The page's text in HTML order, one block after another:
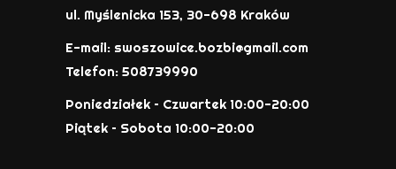
ul. Myślenicka 153, 30-698 Kraków
E-mail: swoszowice.bozbi@gmail.com
Telefon: 508739990
Poniedziałek – Czwartek 10:00-20:00
Piątek – Sobota 10:00-20:00